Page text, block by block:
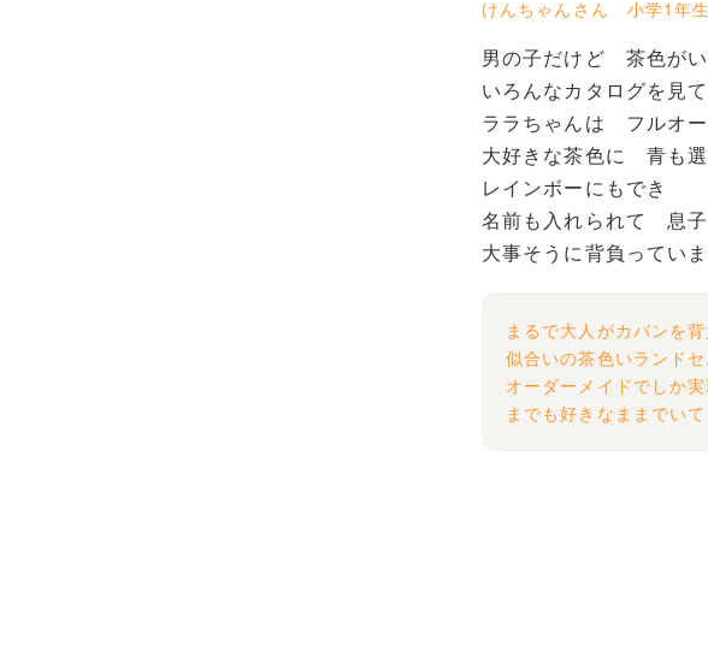
けんちゃんさん 小学1年生
男の子だけど 茶色が
いろんなカタログを見
ララちゃんは フルオ
大好きな茶色に 青も選
レインボーにもでき
名前も入れられて 息
大事そうに背負っていま
まるで大人がカバンを
似合いの茶色いランド
オーダーメイドでしか
までも好きなままでい